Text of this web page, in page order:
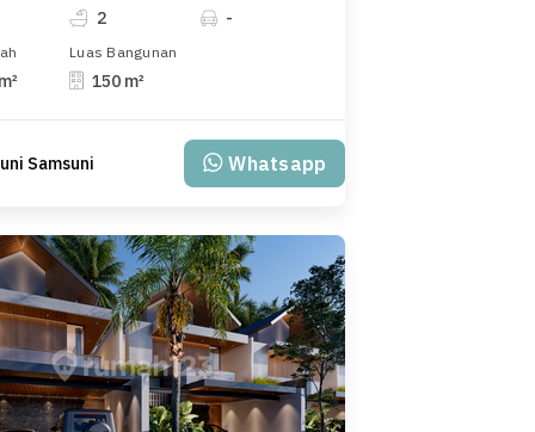
2 -
Luas Bangunan
150 m²
Samsuni Whatsapp